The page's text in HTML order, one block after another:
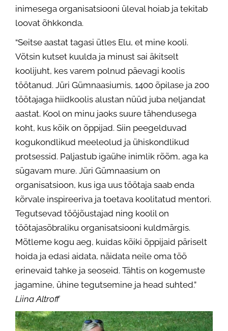
inimesega organisatsiooni üleval hoiab ja tekitab
loovat õhkkonda.
“Seitse aastat tagasi ütles Elu, et mine kooli.
Võtsin kutset kuulda ja minust sai äkitselt
koolijuht, kes varem polnud päevagi koolis
töötanud. Jüri Gümnaasiumis, 1400 õpilase ja 200
töötajaga hiidkoolis alustan nüüd juba neljandat
aastat. Kool on minu jaoks suure tähendusega
koht, kus kõik on õppijad. Siin peegelduvad
kogukondlikud meeleolud ja ühiskondlikud
protsessid. Paljastub igaühe inimlik rõõm, aga ka
sügavam mure. Jüri Gümnaasium on
organisatsioon, kus iga uus töötaja saab enda
kõrvale inspireeriva ja toetava koolitatud mentori.
Tegutsevad tööjõustajad ning koolil on
töötajasõbraliku organisatsiooni kuldmärgis.
Mõtleme kogu aeg, kuidas kõiki õppijaid päriselt
hoida ja edasi aidata, näidata neile oma töö
erinevaid tahke ja seoseid. Tähtis on kogemuste
jagamine, ühine tegutsemine ja head suhted.”
Liina Altroff